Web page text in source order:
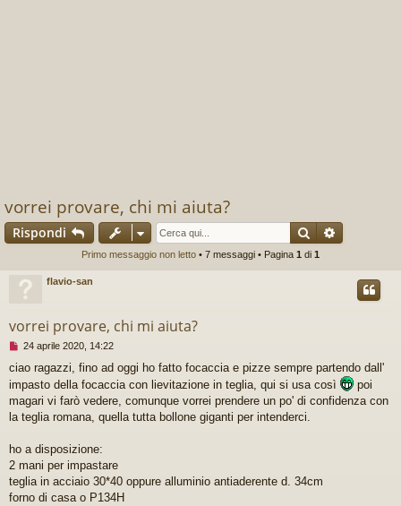
vorrei provare, chi mi aiuta?
Rispondi Cerca
Primo messaggio non letto • 7 messaggi • Pagina 1 di 1
flavio-san
vorrei provare, chi mi aiuta?
M
s
s
a
g
o
d
a
24 aprile 2020, 14:22
ciao ragazzi, fino ad oggi ho fatto focaccia e pizze sempre partendo dall'
impasto della focaccia con lievitazione in teglia, qui si usa così
poi
magari vi farò vedere, comunque vorrei prendere un po' di confidenza con
la teglia romana, quella tutta bollone giganti per intenderci.
ho a disposizione:
2 mani per impastare
teglia in acciaio 30*40 oppure alluminio antiaderente d. 34cm
forno di casa o P134H